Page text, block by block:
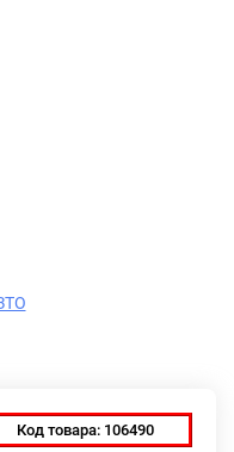
Код товара: 106490